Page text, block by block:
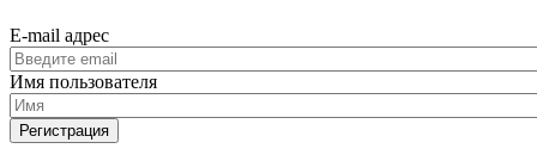
E-mail адрес
Имя пользователя